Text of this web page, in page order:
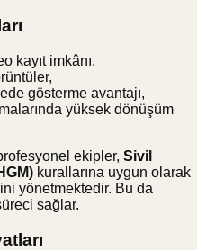
kayıt imkânı,
gösterme avantajı,
yüksek dönüşüm
ekipler, Sivil
kurallarına uygun olarak
yönetmektedir. Bu da
sağlar.